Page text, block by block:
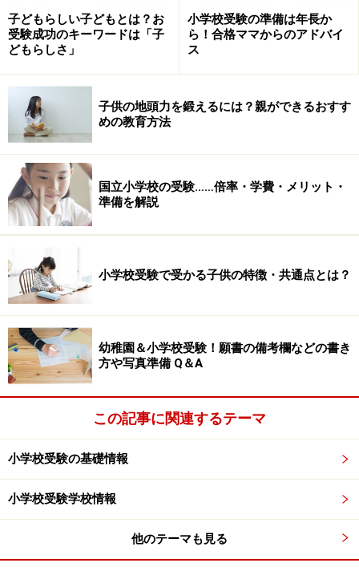
子どもらしい子どもとは？お
受験成功のキーワードは「子
どもらしさ」
小学校受験の準備は年長か
ら！合格ママからのアドバイ
ス
子供の地頭力を鍛えるには？親ができるおすす
めの教育方法
国立小学校の受験……倍率・学費・メリット・
準備を解説
小学校受験で受かる子供の特徴・共通点とは？
幼稚園＆小学校受験！願書の備考欄などの書き
方や写真準備 Q＆A
この記事に関連するテーマ
小学校受験の基礎情報
小学校受験学校情報
他のテーマも見る